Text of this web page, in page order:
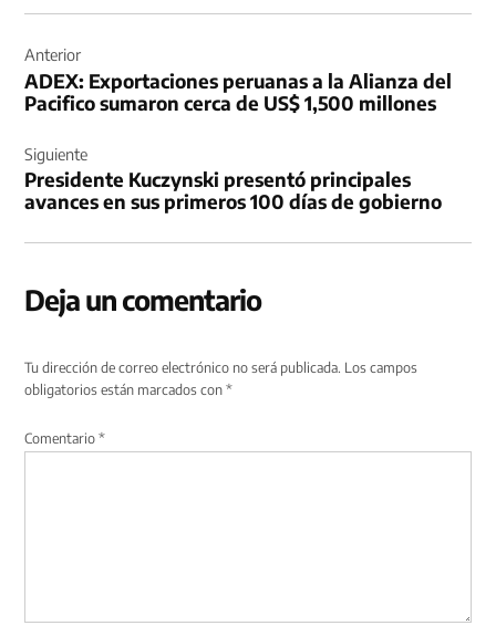
de
entradas
Anterior
ADEX: Exportaciones peruanas a la Alianza del
Pacifico sumaron cerca de US$ 1,500 millones
Siguiente
Presidente Kuczynski presentó principales
avances en sus primeros 100 días de gobierno
Deja un comentario
Tu dirección de correo electrónico no será publicada. Los campos
obligatorios están marcados con*
Comentario*